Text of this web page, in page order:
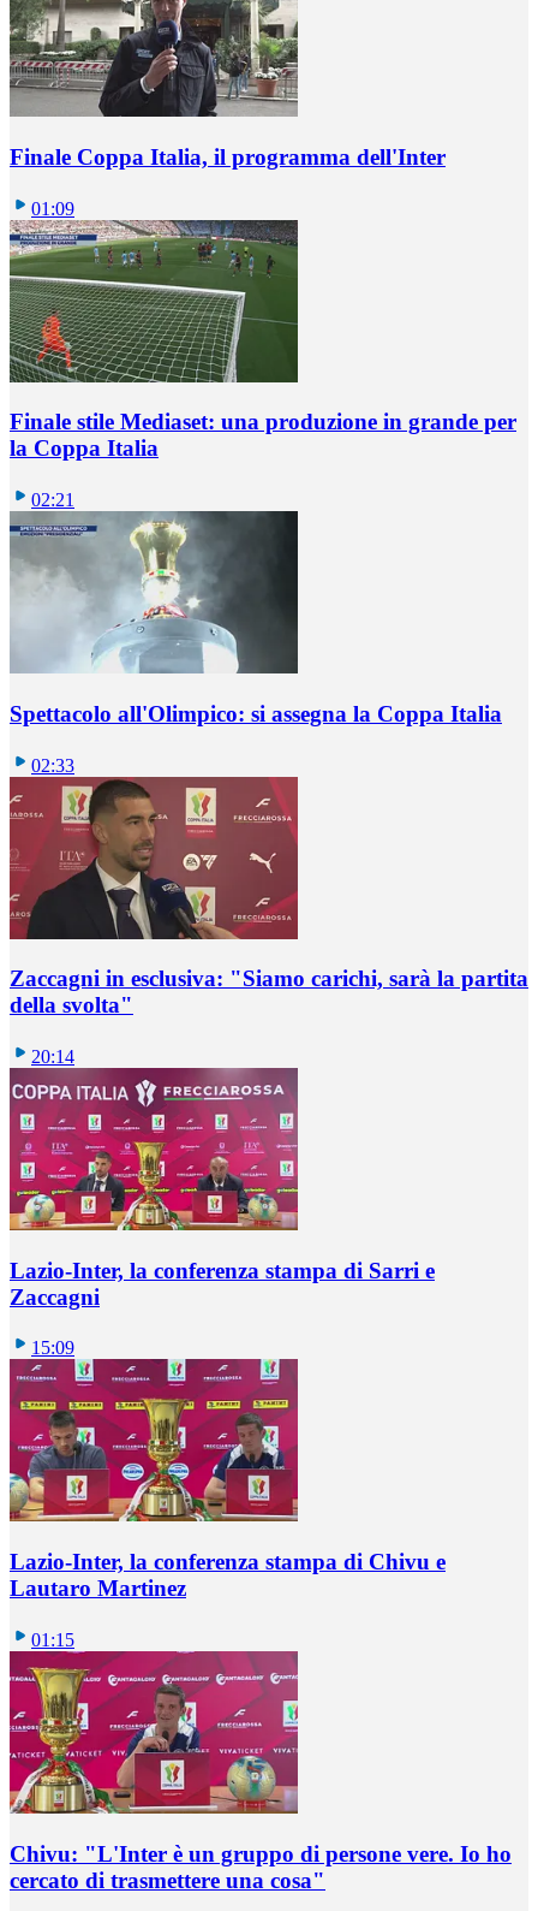
Finale Coppa Italia, il programma dell'Inter
01:09
Finale stile Mediaset: una produzione in grande per
la Coppa Italia
02:21
Spettacolo all'Olimpico: si assegna la Coppa Italia
02:33
Zaccagni in esclusiva: "Siamo carichi, sarà la partita
della svolta"
20:14
Lazio-Inter, la conferenza stampa di Sarri e
Zaccagni
15:09
Lazio-Inter, la conferenza stampa di Chivu e
Lautaro Martinez
01:15
Chivu: "L'Inter è un gruppo di persone vere. Io ho
cercato di trasmettere una cosa"